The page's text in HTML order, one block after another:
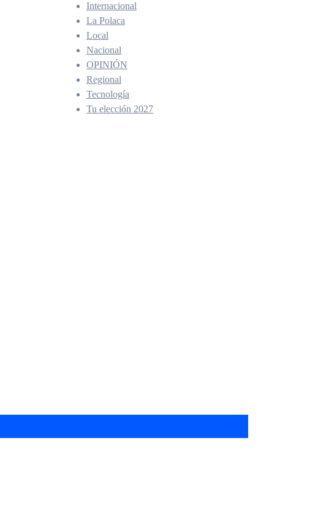
Internacional
La Polaca
Local
Nacional
OPINIÓN
Regional
Tecnología
Tu elección 2027